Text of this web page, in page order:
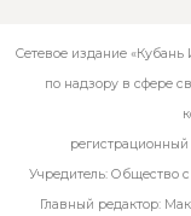
Сетевое издание
по надзору в сфере
Учредитель: Общество
Главный редактор: